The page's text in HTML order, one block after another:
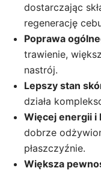
dostarczając
regenerację
Poprawa
trawienie,
nastrój.
Lepszy stan
działa
Więcej energii i
dobrze
płaszczyźnie.
Większa